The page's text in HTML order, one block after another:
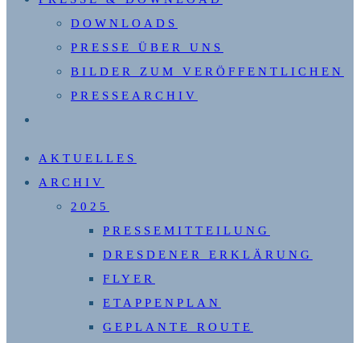
DOWNLOADS
PRESSE ÜBER UNS
BILDER ZUM VERÖFFENTLICHEN
PRESSEARCHIV
UMSCHALTEN
AKTUELLES
ARCHIV
2025
PRESSEMITTEILUNG
DRESDENER ERKLÄRUNG
FLYER
ETAPPENPLAN
GEPLANTE ROUTE